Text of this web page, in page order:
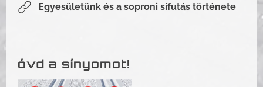
Egyesületünk és a soproni sífutás története
óvd a sínyomot!